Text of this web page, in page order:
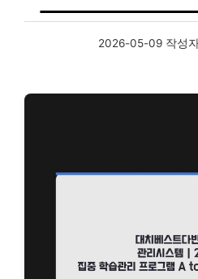
2026-05-09 작성